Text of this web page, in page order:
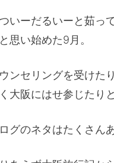
いーだるいーと茹っ
思い始めた9月。
ンセリングを受けた
大阪にはせ参じたり
グのネタはたくさん